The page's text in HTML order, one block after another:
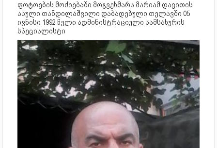
ფოტოების მოძიებაში მოგვეხმარა მარიამ დავითის
ასული თანდილაშვილი დაბადებული თელავში 05
ივნისი 1992 წელი ადმინისტრაციული სამსახურის
სპეციალისტი